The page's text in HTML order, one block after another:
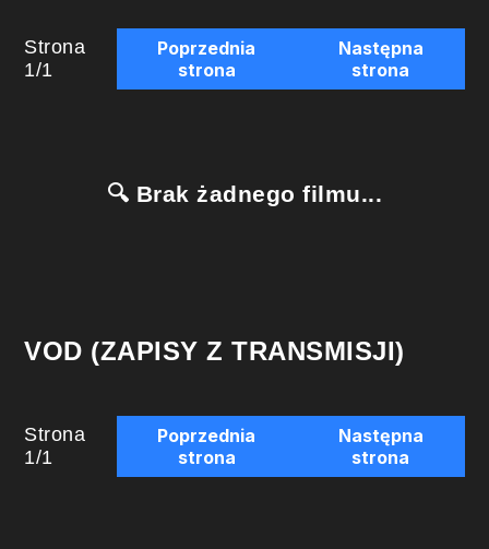
Strona
1/1
Poprzednia
strona
Następna
strona
🔍 Brak żadnego filmu...
VOD (ZAPISY Z TRANSMISJI)
Strona
1/1
Poprzednia
strona
Następna
strona